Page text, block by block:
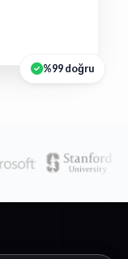
%99 doğru